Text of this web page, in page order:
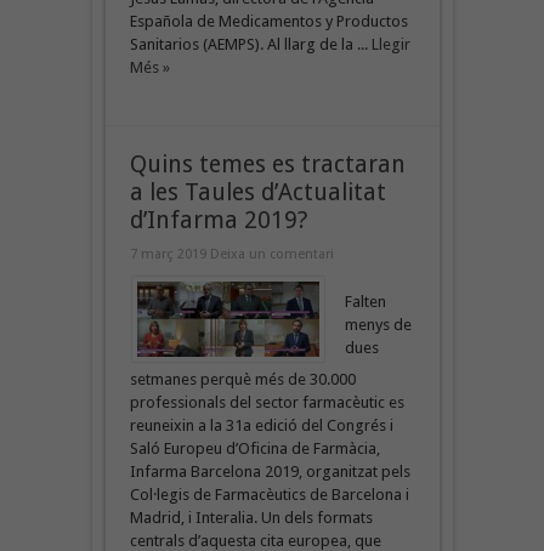
Española de Medicamentos y Productos
Sanitarios (AEMPS). Al llarg de la ... Llegir
Més »
Quins temes es tractaran
a les Taules d’Actualitat
d’Infarma 2019?
7 març 2019 Deixa un comentari
Falten
menys de
dues
setmanes perquè més de 30.000
professionals del sector farmacèutic es
reuneixin a la 31a edició del Congrés i
Saló Europeu d’Oficina de Farmàcia,
Infarma Barcelona 2019, organitzat pels
Col·legis de Farmacèutics de Barcelona i
Madrid, i Interalia. Un dels formats
centrals d’aquesta cita europea, que